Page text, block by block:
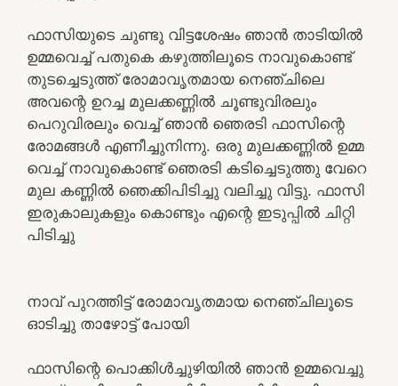
ഫാസിയുടെ ചുണ്ടു വിട്ടശേഷം ഞാൻ താടിയിൽ
ഉമ്മവെച്ച് പതുകെ കഴുത്തിലൂടെ നാവുകൊണ്ട്
തുടച്ചെടുത്ത് രോമാവൃതമായ നെഞ്ചിലെ
അവന്റെ ഉറച്ച മുലക്കണ്ണിൽ ചൂണ്ടുവിരലും
പെറുവിരലും വെച്ച് ഞാൻ ഞെരടി ഫാസിന്റെ
രോമങ്ങൾ എണീച്ചുനിന്നു. ഒരു മുലക്കണ്ണിൽ ഉമ്മ
വെച്ച് നാവുകൊണ്ട് ഞെരടി കടിച്ചെടുത്തു വേറെ
മുല കണ്ണിൽ ഞെക്കിപിടിച്ചു വലിച്ചു വിട്ടു. ഫാസി
ഇരുകാലുകളും കൊണ്ടും എന്റെ ഇടുപ്പിൽ ചിറ്റി
പിടിച്ചു
നാവ് പുറത്തിട്ട് രോമാവൃതമായ നെഞ്ചിലൂടെ
ഓടിച്ചു താഴോട്ട് പോയി
ഫാസിന്റെ പൊക്കിൾച്ചുഴിയിൽ ഞാൻ ഉമ്മവെച്ചു